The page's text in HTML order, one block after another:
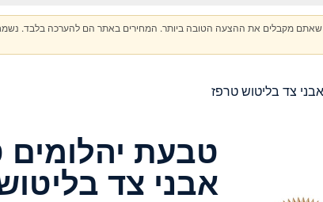
שאתם מקבלים את ההצעה הטובה ביותר. המחירים באתר הם להערכה בלבד.
צד בליטוש טרפז
טבעת יהלומים
אבני צד